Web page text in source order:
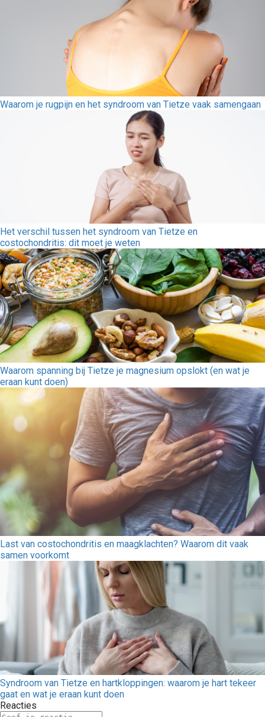
Waarom je rugpijn en het syndroom van Tietze vaak samengaan
Het verschil tussen het syndroom van Tietze en
costochondritis: dit moet je weten
Waarom spanning bij Tietze je magnesium opslokt (en wat je
eraan kunt doen)
Last van costochondritis en maagklachten? Waarom dit vaak
samen voorkomt
Syndroom van Tietze en hartkloppingen: waarom je hart tekeer
gaat en wat je eraan kunt doen
Reacties